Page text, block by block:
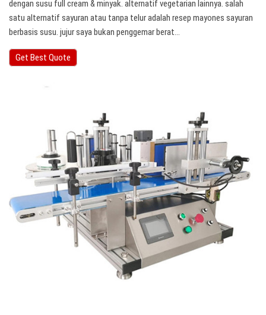
dengan susu full cream & minyak. alternatif vegetarian lainnya. salah
satu alternatif sayuran atau tanpa telur adalah resep mayones sayuran
berbasis susu. jujur saya bukan penggemar berat…
Get Best Quote